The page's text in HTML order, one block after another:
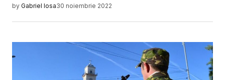
by Gabriel Iosa30 noiembrie 2022